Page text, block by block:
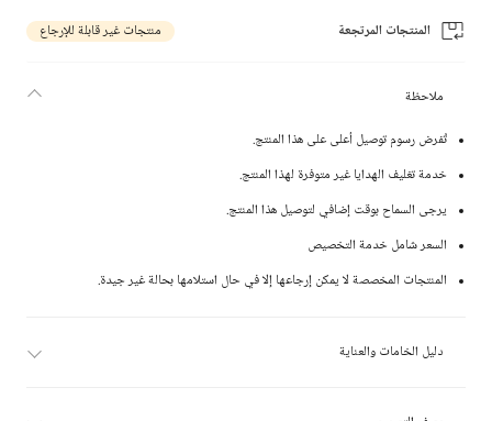
المنتجات المرتجعة منتجات غير قابلة للإرجاع
ملاحظة
تُفرض رسوم توصيل أعلى على هذا المنتج.
خدمة تغليف الهدايا غير متوفرة لهذا المنتج.
يرجى السماح بوقت إضافي لتوصيل هذا المنتج.
السعر شامل خدمة التخصيص
المنتجات المخصصة لا يمكن إرجاعها إلا في حال استلامها بحالة غير جيدة.
دليل الخامات والعناية